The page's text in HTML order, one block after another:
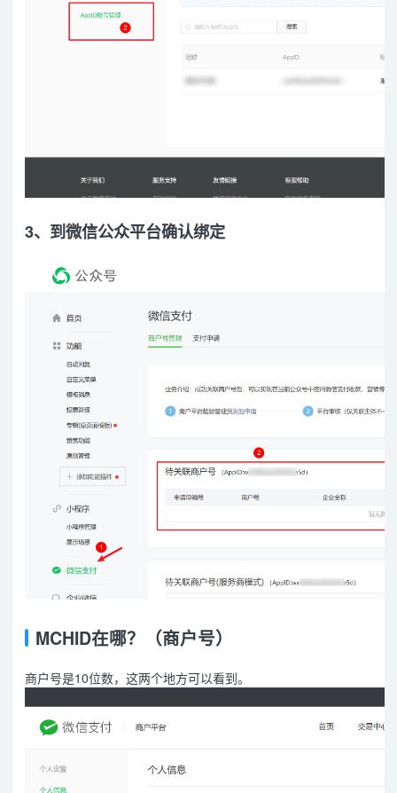
3、到微信公众平台确认绑定
MCHID在哪？（商户号）
商户号是10位数，这两个地方可以看到。